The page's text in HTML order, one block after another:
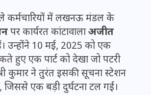
कर्मचारियों में लखनऊ मंडल के
पर कार्यरत कांटावालाअजीत
उन्होंने 10 मई, 2025 को एक
हुए एक पार्ट को देखा जो पटरी
कुमार ने तुरंत इसकी सूचना स्टेशन
जिससे एक बड़ी दुर्घटना टल गई।